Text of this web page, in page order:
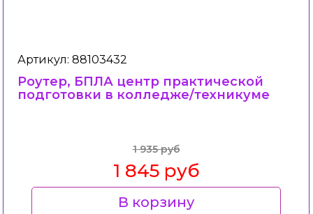
Артикул: 88103432
Роутер, БПЛА центр практической
подготовки в колледже/техникуме
1 935 руб
1 845 руб
В корзину